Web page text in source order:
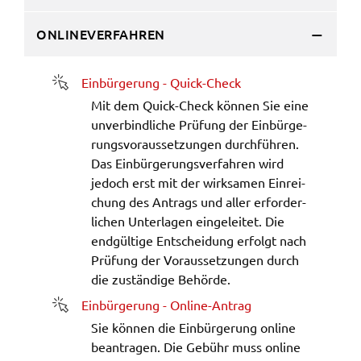
ONLINEVERFAHREN
Einbür­ge­rung - Quick-Check
(öffnet in neuem Fens­ter)
Mit dem Quick-Check können Sie eine
unver­bind­li­che Prüfung der Einbür­ge­
rungs­vor­aus­set­zun­gen durch­füh­ren.
Das Einbür­ge­rungs­ver­fah­ren wird
jedoch erst mit der wirk­sa­men Einrei­
chung des Antrags und aller erfor­der­
li­chen Unter­la­gen einge­lei­tet. Die
endgül­ti­ge Entschei­dung erfolgt nach
Prüfung der Voraus­set­zun­gen durch
die zustän­di­ge Behör­de.
Einbür­ge­rung - Online-Antrag
(öffnet in neuem Fens­ter)
Sie können die Einbür­ge­rung online
bean­tra­gen. Die Gebühr muss online
YouTube
Zweck:
Einwilligung erweiterter Datenschutzmodus
Youtube Videos
Google Maps
Name:
consent-google-maps
Anbieter: